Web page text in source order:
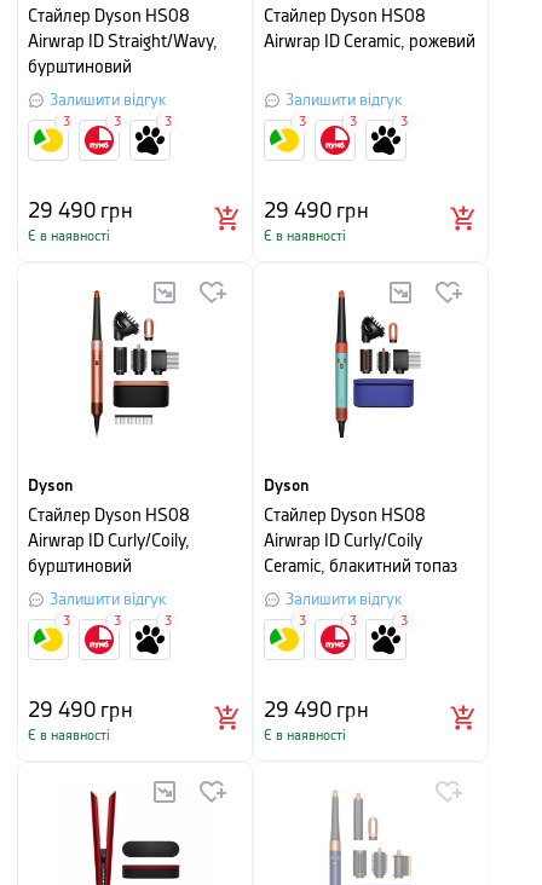
Стайлер Dyson HS08
Airwrap ID Straight/Wavy,
бурштиновий
Залишити відгук
29 490грн
Є в наявності
3 3 3
Стайлер Dyson HS08
Airwrap ID Ceramic, рожевий
Залишити відгук
29 490грн
Є в наявності
3 3 3
Dyson
Стайлер Dyson HS08
Airwrap ID Curly/Coily,
бурштиновий
Залишити відгук
29 490грн
Є в наявності
3 3 3
Dyson
Стайлер Dyson HS08
Airwrap ID Curly/Coily
Ceramic, блакитний топаз
Залишити відгук
29 490грн
Є в наявності
3 3 3